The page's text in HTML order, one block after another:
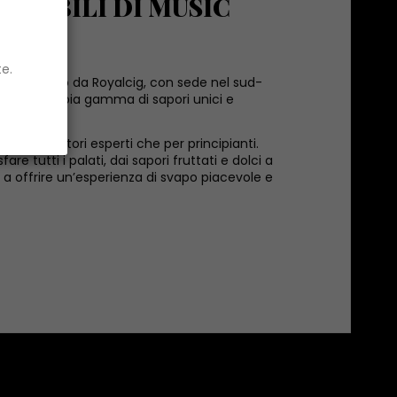
DI MUSIC
creato da Royalcig, con sede nel sud-
un'ampia gamma di sapori unici e
svapatori esperti che per principianti.
tutti i palati, dai sapori fruttati e dolci a
offrire un’esperienza di svapo piacevole e